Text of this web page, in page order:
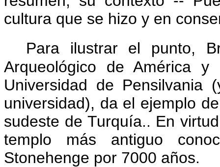
cultura que se hizo y en
Para ilustrar el punto,
Arqueológico de América
Universidad de
universidad), da el ejemplo
sudeste de Turquía.. En
templo más antiguo
Stonehenge por 7000 años.